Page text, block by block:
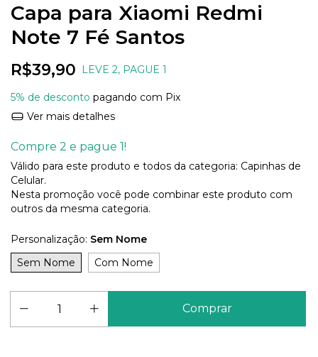
Capa para Xiaomi Redmi
Note 7 Fé Santos
R$39,90 LEVE 2, PAGUE 1
5% de desconto pagando com Pix
Ver mais detalhes
Compre 2 e pague 1!
Válido para este produto e todos da categoria: Capinhas de
Celular.
Nesta promoção você pode combinar este produto com
outros da mesma categoria.
Personalização: Sem Nome
Sem Nome
Com Nome